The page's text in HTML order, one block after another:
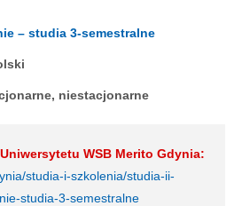
– studia 3-semestralne
nie­sta­cjo­nar­ne
WSB Merito Gdynia:
studia-i-szkolenia/studia-ii-
studia-3-semestralne